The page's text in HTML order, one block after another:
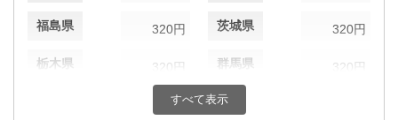
福島県 320円 茨城県 320円
栃木県 320円 群馬県 320円
320円 千葉県
すべて表示